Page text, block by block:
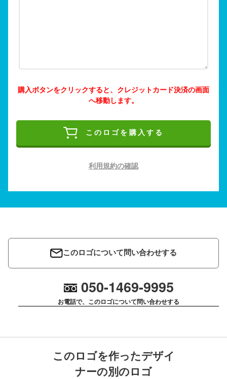
購入ボタンをクリックすると、クレジットカード決済の画面
へ移動します。
このロゴを購入する
利用規約の確認
このロゴについて問い合わせする
050-1469-9995
お電話で、このロゴについて問い合わせする
このロゴを作ったデザイ
ナーの別のロゴ